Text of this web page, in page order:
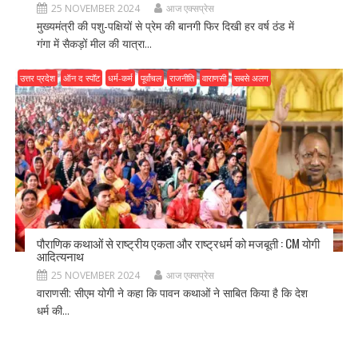
25 NOVEMBER 2024 आज एक्सप्रेस
मुख्यमंत्री की पशु-पक्षियों से प्रेम की बानगी फिर दिखी हर वर्ष ठंड में
गंगा में सैकड़ों मील की यात्रा...
उत्तर प्रदेश ऑन द स्पॉट धर्म-कर्म पूर्वांचल राजनीति वाराणसी सबसे अलग
पौराणिक कथाओं से राष्ट्रीय एकता और राष्ट्रधर्म को मजबूती : CM योगी
आदित्यनाथ
25 NOVEMBER 2024 आज एक्सप्रेस
वाराणसी: सीएम योगी ने कहा कि पावन कथाओं ने साबित किया है कि देश
धर्म की...